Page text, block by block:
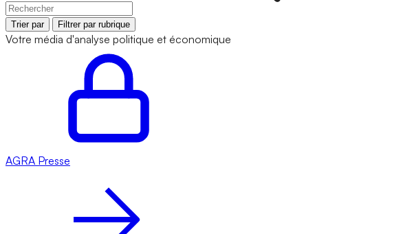
Trier par Filtrer par rubrique
Votre média d'analyse politique et économique
AGRA Presse